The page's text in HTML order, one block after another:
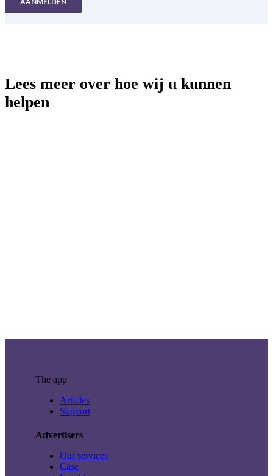
Lees meer over hoe wij u kunnen
helpen
The app
Articles
Support
Advertisers
Our services
Case